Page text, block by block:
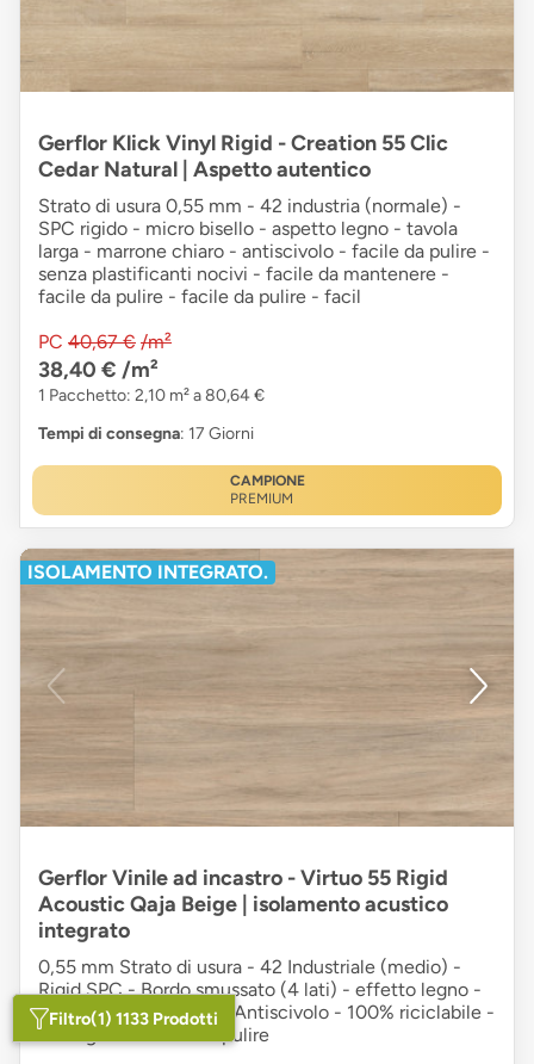
Gerflor Klick Vinyl Rigid - Creation 55 Clic
Cedar Natural | Aspetto autentico
Strato di usura 0,55 mm - 42 industria (normale) -
SPC rigido - micro bisello - aspetto legno - tavola
larga - marrone chiaro - antiscivolo - facile da pulire -
senza plastificanti nocivi - facile da mantenere -
facile da pulire - facile da pulire - facil
PC 40,67 € /m²
38,40 € /m²
1 Pacchetto: 2,10 m² a 80,64 €
Tempi di consegna: 17 Giorni
CAMPIONE
PREMIUM
ISOLAMENTO INTEGRATO.
Gerflor Vinile ad incastro - Virtuo 55 Rigid
Acoustic Qaja Beige | isolamento acustico
integrato
0,55 mm Strato di usura - 42 Industriale (medio) -
Rigid SPC - Bordo smussato (4 lati) - effetto legno -
Plancia unica - beige - Antiscivolo - 100% riciclabile -
Ecologico - Facile da pulire
Filtro(1) 1133 Prodotti